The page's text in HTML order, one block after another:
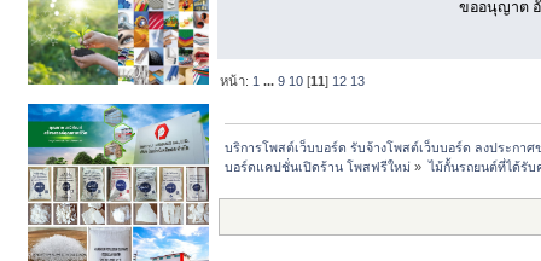
ขออนุญาต
หน้า: 1 ...9 10 [11] 12 13
บริการโพสต์เว็บบอร์ด รับจ้างโพสต์เว็บบอร์ด ลงประกาศ
บอร์ดแคปชั่นเปิดร้าน โพสฟรีใหม่ » ไม้กั้นรถยนต์ที่ได้รับ